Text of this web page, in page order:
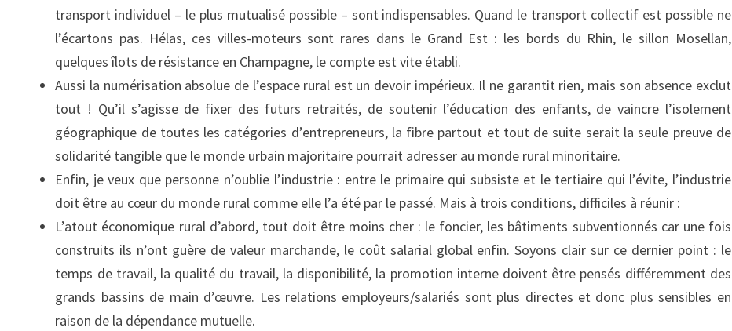
transport individuel – le plus mutualisé possible – sont indispensables. Quand le transport collectif est possible ne
l’écartons pas. Hélas, ces villes-moteurs sont rares dans le Grand Est : les bords du Rhin, le sillon Mosellan,
quelques îlots de résistance en Champagne, le compte est vite établi.
Aussi la numérisation absolue de l’espace rural est un devoir impérieux. Il ne garantit rien, mais son absence exclut
tout ! Qu’il s’agisse de fixer des futurs retraités, de soutenir l’éducation des enfants, de vaincre l’isolement
géographique de toutes les catégories d’entrepreneurs, la fibre partout et tout de suite serait la seule preuve de
solidarité tangible que le monde urbain majoritaire pourrait adresser au monde rural minoritaire.
Enfin, je veux que personne n’oublie l’industrie : entre le primaire qui subsiste et le tertiaire qui l’évite, l’industrie
doit être au cœur du monde rural comme elle l’a été par le passé. Mais à trois conditions, difficiles à réunir :
L’atout économique rural d’abord, tout doit être moins cher : le foncier, les bâtiments subventionnés car une fois
construits ils n’ont guère de valeur marchande, le coût salarial global enfin. Soyons clair sur ce dernier point : le
temps de travail, la qualité du travail, la disponibilité, la promotion interne doivent être pensés différemment des
grands bassins de main d’œuvre. Les relations employeurs/salariés sont plus directes et donc plus sensibles en
raison de la dépendance mutuelle.